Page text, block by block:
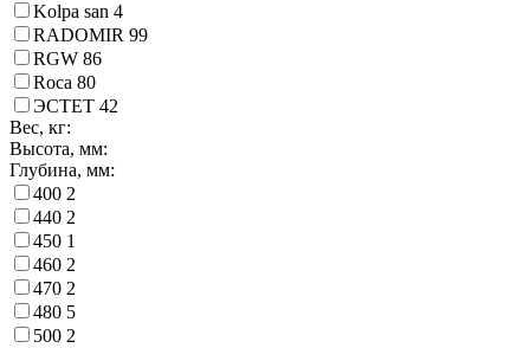
Kolpa san 4
RADOMIR 99
RGW 86
Roca 80
ЭСТЕТ 42
Вес, кг:
Высота, мм:
Глубина, мм:
400 2
440 2
450 1
460 2
470 2
480 5
500 2